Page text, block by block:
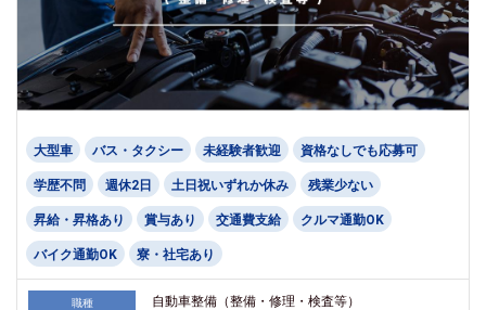
大型車 バス・タクシー 未経験者歓迎 資格なしでも応募可
学歴不問 週休2日 土日祝いずれか休み 残業少ない
昇給・昇格あり 賞与あり 交通費支給 クルマ通勤OK
バイク通勤OK 寮・社宅あり
職種 自動車整備（整備・修理・検査等）